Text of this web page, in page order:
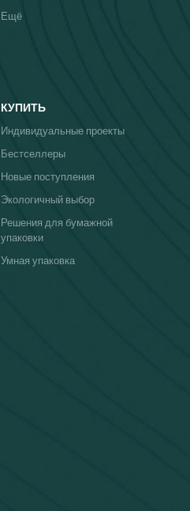
Ещё
КУПИТЬ
Индивидуальные проекты
Бестселлеры
Новые поступления
Экологичный выбор
Решения для бумажной
упаковки
Умная упаковка